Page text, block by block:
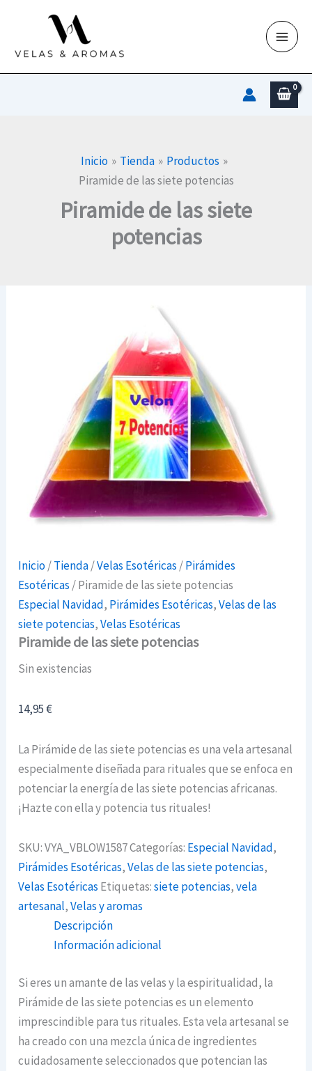
contenido
Inicio Tienda
Productos
Piramide de las siete potencias
Piramide de las siete
potencias
Inicio/Tienda/Velas Esotéricas /Pirámides
Esotéricas / Piramide de las siete potencias
Especial Navidad, Pirámides Esotéricas,Velas de las
siete potencias,Velas Esotéricas
Piramide de las siete potencias
Sin existencias
14,95€
La Pirámide de las siete potencias es una vela artesanal
especialmente diseñada para rituales que se enfoca en
potenciar la energía de las siete potencias africanas.
¡Hazte con ella y potencia tus rituales!
SKU:VYA_VBLOW1587Categorías: Especial Navidad,
Pirámides Esotéricas,Velas de las siete potencias,
Velas Esotéricas Etiquetas:siete potencias,vela
artesanal,Velas y aromas
Descripción
Información adicional
Si eres un amante de las velas y la espiritualidad, la
Pirámide de las siete potencias es un elemento
imprescindible para tus rituales. Esta vela artesanal se
ha creado con una mezcla única de ingredientes
cuidadosamente seleccionados que potencian las